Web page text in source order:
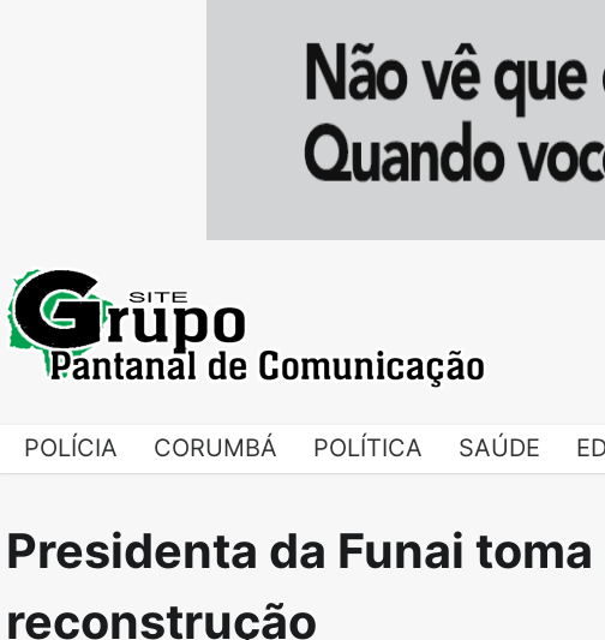
POLÍCIA CORUMBÁ POLÍTICA SAÚDE
Presidenta da Funai
reconstrução